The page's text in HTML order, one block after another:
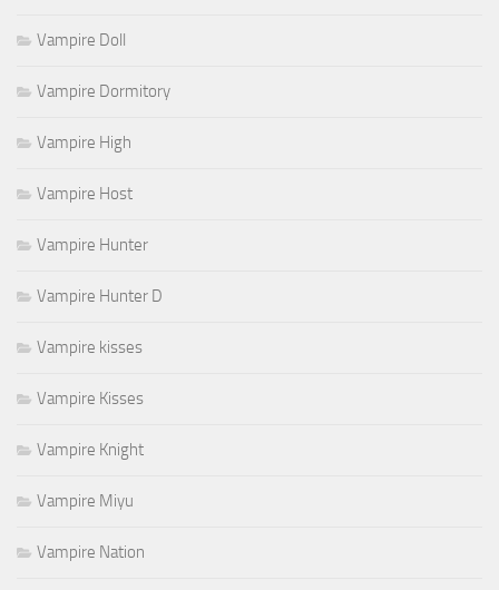
Vampire Doll
Vampire Dormitory
Vampire High
Vampire Host
Vampire Hunter
Vampire Hunter D
Vampire kisses
Vampire Kisses
Vampire Knight
Vampire Miyu
Vampire Nation